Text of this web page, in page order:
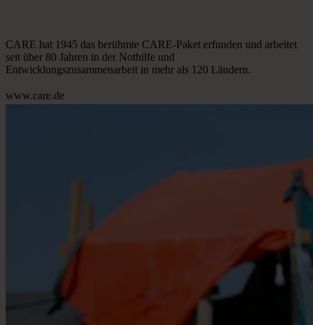
CARE hat 1945 das berühmte CARE-Paket erfunden und arbeitet
seit über 80 Jahren in der Nothilfe und
Entwicklungszusammenarbeit in mehr als 120 Ländern.
www.care.de